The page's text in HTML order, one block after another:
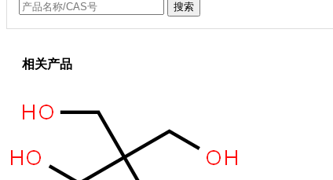
搜索
相关产品